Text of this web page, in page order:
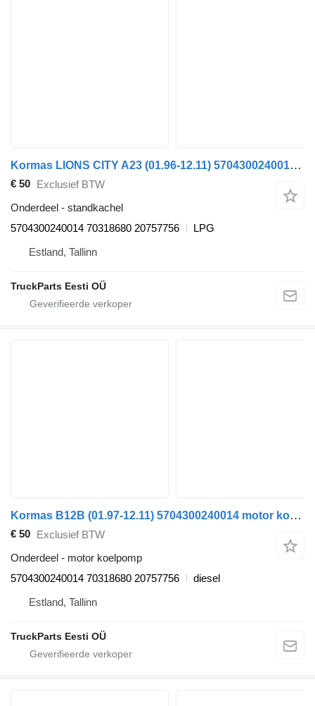
Kormas LIONS CITY A23 (01.96-12.11) 5704300240014 standkachel voor MAN Lion's bus (1991-)
€ 50 Exclusief BTW
Onderdeel - standkachel
5704300240014 70318680 20757756
LPG
Estland, Tallinn
TruckParts Eesti OÜ
Kormas B12B (01.97-12.11) 5704300240014 motor koelpomp voor Volvo B6, B7, B9, B10, B12 bus (1978-2011)
€ 50 Exclusief BTW
Onderdeel - motor koelpomp
5704300240014 70318680 20757756
diesel
Estland, Tallinn
TruckParts Eesti OÜ